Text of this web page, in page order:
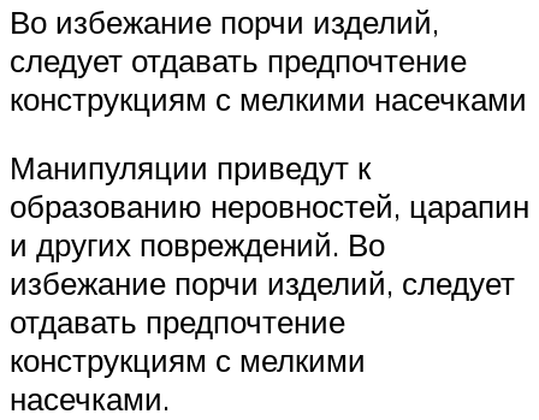
Во избежание порчи изделий,
следует отдавать предпочтение
конструкциям с мелкими насечками
Манипуляции приведут к
образованию неровностей, царапин
и других повреждений. Во
избежание порчи изделий, следует
отдавать предпочтение
конструкциям с мелкими
насечками.